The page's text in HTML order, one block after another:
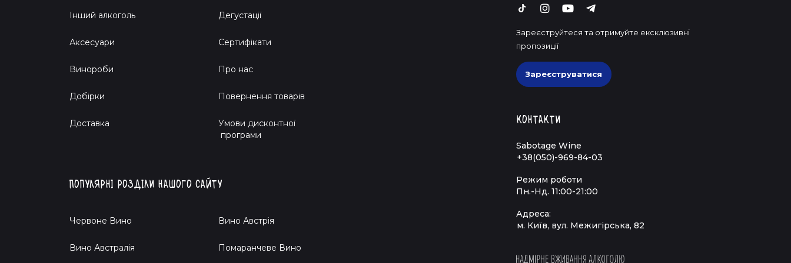
Інший алкоголь
Аксесуари
Винороби
Добірки
Доставка
Дегустації
Сертифікати
Про нас
Повернення товарів
Умови дисконтної
програми
Популярні розділи нашого сайту
Червоне Вино
Вино Австралія
Вино Австрія
Помаранчеве Вино
Зареєструйтеся та отримуйте ексклюзивні
пропозиції
Зареєструватися
Контакти
Sabotage Wine
+38(050)-969-84-03
Режим роботи
Пн.-Нд. 11:00-21:00
Адреса:
м. Київ, вул. Межигірська, 82